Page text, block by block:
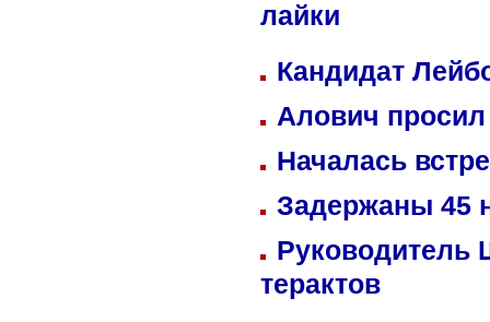
лайки
Кандидат
Алович просил
Началась
Задержаны 45
Руководитель
терактов